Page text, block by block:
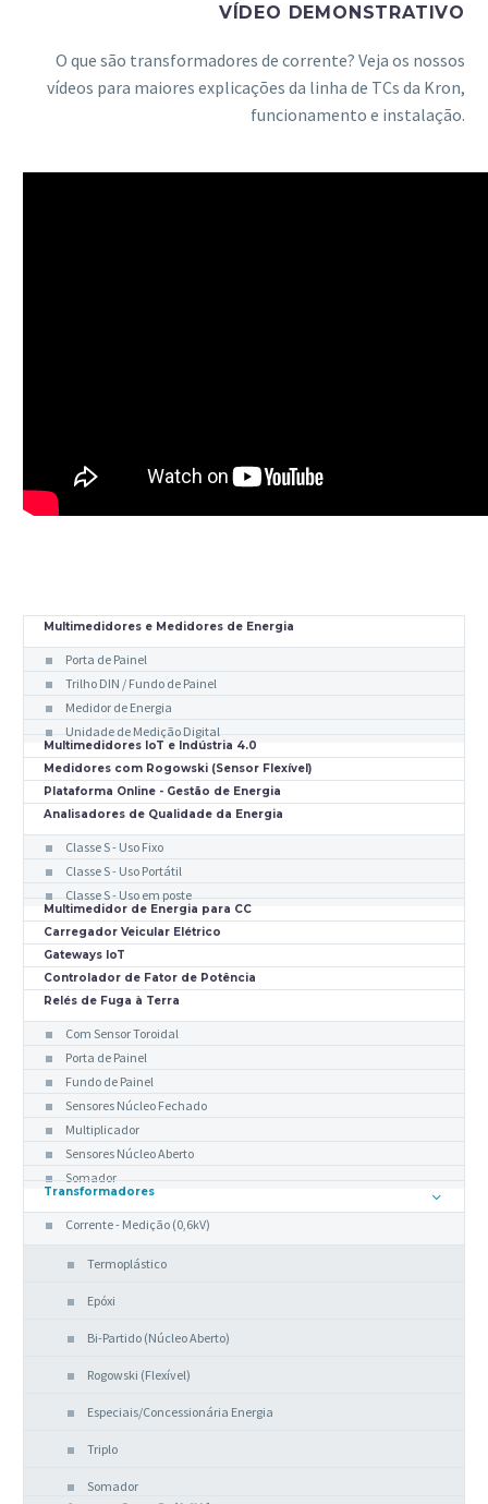
VÍDEO DEMONSTRATIVO
O que são transformadores de corrente? Veja os nossos
vídeos para maiores explicações da linha de TCs da Kron,
funcionamento e instalação.
Multimedidores e Medidores de Energia
Porta de Painel
Trilho DIN / Fundo de Painel
Medidor de Energia
Unidade de Medição Digital
Multimedidores IoT e Indústria 4.0
Medidores com Rogowski (Sensor Flexível)
Plataforma Online - Gestão de Energia
Analisadores de Qualidade da Energia
Classe S - Uso Fixo
Classe S - Uso Portátil
Classe S - Uso em poste
Multimedidor de Energia para CC
Carregador Veicular Elétrico
Gateways IoT
Controlador de Fator de Potência
Relés de Fuga à Terra
Com Sensor Toroidal
Porta de Painel
Fundo de Painel
Sensores Núcleo Fechado
Multiplicador
Sensores Núcleo Aberto
Somador
Transformadores
Corrente - Medição (0,6kV)
Termoplástico
Epóxi
Bi-Partido (Núcleo Aberto)
Rogowski (Flexível)
Especiais/Concessionária Energia
Triplo
Somador